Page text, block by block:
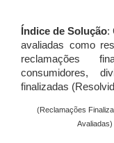
Índice de Solução:
avaliadas como
reclamações
consumidores,
finalizadas
(Reclamações